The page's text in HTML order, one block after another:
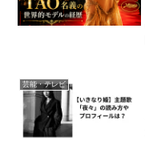
芸能・テレビ